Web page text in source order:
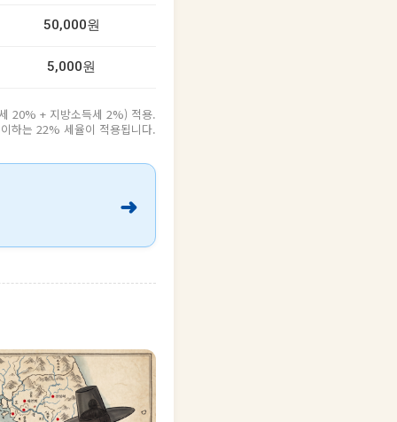
50,000원
5,000원
20% + 지방소득세 2%) 적용.
하는 22% 세율이 적용됩니다.
➜